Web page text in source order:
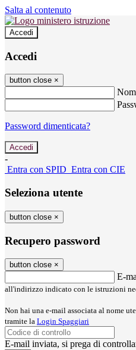
Salta al contenuto
Accedi
Accedi
button close ×
Password dimenticata?
-
Entra con SPID Entra con CIE
Seleziona utente
button close ×
Recupero password
button close ×
E-
all'indirizzo indicato con le istruzioni
Non hai una e-mail associata al nome
tramite la Login Spaggiari
E-mail inviata, si prega di